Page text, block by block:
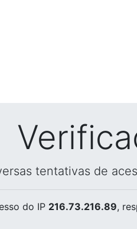
tentativas de
do IP 216.73.216.89,